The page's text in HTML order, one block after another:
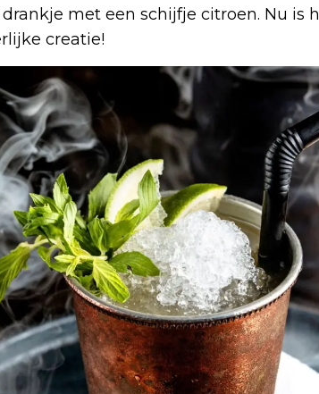
met een schijfje citroen. Nu is
creatie!